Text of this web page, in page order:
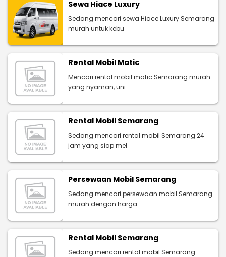
Sewa Hiace Luxury
Sedang mencari sewa Hiace Luxury Semarang
murah untuk kebu
Rental Mobil Matic
Mencari rental mobil matic Semarang murah
yang nyaman, uni
Rental Mobil Semarang
Sedang mencari rental mobil Semarang 24
jam yang siap mel
Persewaan Mobil Semarang
Sedang mencari persewaan mobil Semarang
murah dengan harga
Rental Mobil Semarang
Sedang mencari rental mobil Semarang